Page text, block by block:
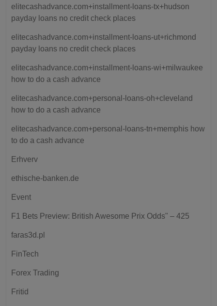
elitecashadvance.com+installment-loans-tx+hudson
payday loans no credit check places
elitecashadvance.com+installment-loans-ut+richmond
payday loans no credit check places
elitecashadvance.com+installment-loans-wi+milwaukee
how to do a cash advance
elitecashadvance.com+personal-loans-oh+cleveland
how to do a cash advance
elitecashadvance.com+personal-loans-tn+memphis how
to do a cash advance
Erhverv
ethische-banken.de
Event
F1 Bets Preview: British Awesome Prix Odds" – 425
faras3d.pl
FinTech
Forex Trading
Fritid